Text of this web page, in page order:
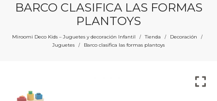
BARCO CLASIFICA LAS FORMAS
PLANTOYS
Miroomi Deco Kids – Juguetes y decoración Infantil / Tienda / Decoración /
Juguetes / Barco clasifica las formas plantoys